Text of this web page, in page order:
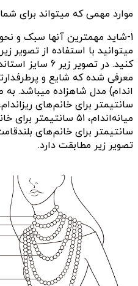
- راهنمای طول گردنبند
طول گردنبند
نکته حائز اهمیت در خرید
انتخاب طول مناسب و مورد نظر
با راهنمای تصویری انتخاب طول
راهنمایی کنیم.
موارد مهمی که میتواند برای
میتوانید با استفاده از تصویر
کنید. در تصویر
معرفی شده که شایع و
اندام) مدل شاهزاده میباشد.
سانتیمتر برای خانم‌های
تصویر زیر مطابقت دارد.